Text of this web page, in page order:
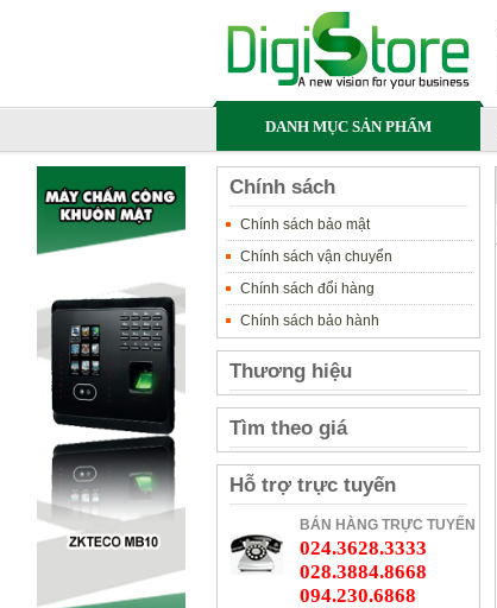
DANH MỤC SẢN PHẨM
Chính sách
Chính sách bảo mật
Chính sách vận chuyển
Chính sách đổi hàng
Chính sách bảo hành
Thương hiệu
Tìm theo giá
Hỗ trợ trực tuyến
BÁN HÀNG TRỰC TUYẾN
024.3628.3333
028.3884.8668
094.230.6868